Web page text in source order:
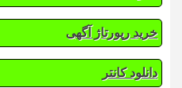
خرید رپورتاژ آگهی
دانلود کانتر